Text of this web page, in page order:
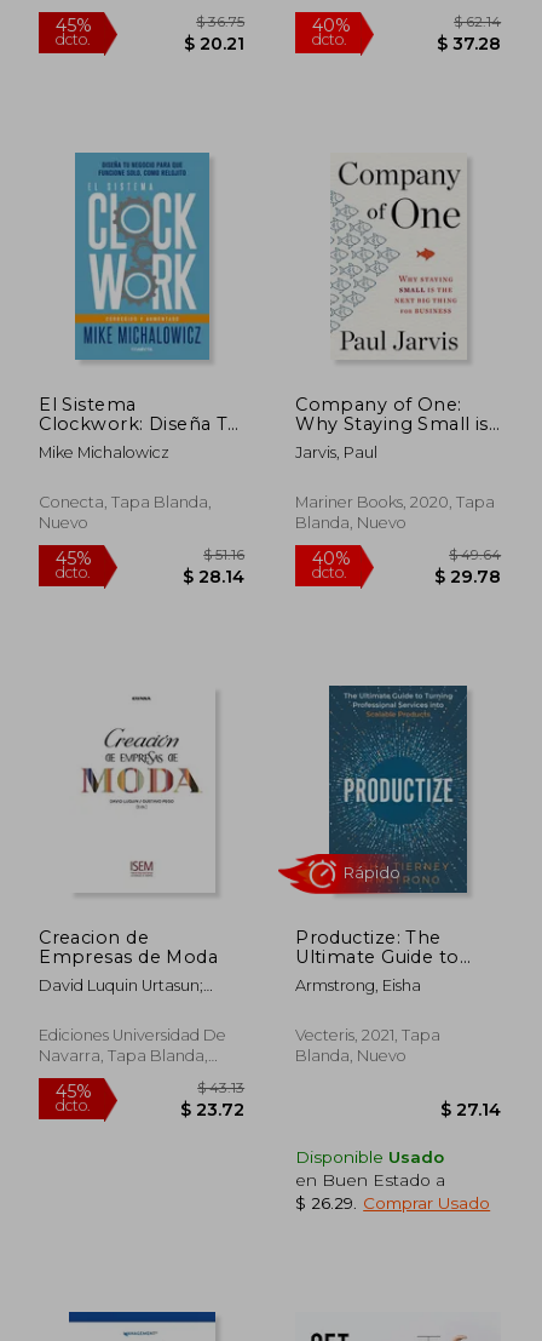
45% 40%
El Sistema
Clockwork: Diseña Tu
Negocio Para Que
Funcione Solo, Como
Mike Michalowicz
Conecta, Tapa Blanda,
Nuevo
45%
dcto.
Company of One:
Why Staying Small is
the Next big Thing
for Business (en
Jarvis, Paul
Mariner Books, 2020, Tapa
Blanda, Nuevo
40%
dcto.
Creacion de
Empresas de Moda
David Luquin Urtasun;
Ediciones Universidad De
Navarra, Tapa Blanda,
Nuevo
Productize: The
Ultimate Guide to
Turning Professional
Services Into Scalable
Armstrong, Eisha
Vecteris, 2021, Tapa
Blanda, Nuevo
Disponible Usado
en Buen Estado a
$ 26.29
Comprar Usado